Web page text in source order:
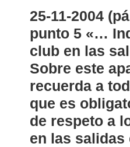
25-11-2004
punto 5 «…
club en las
Sobre este
recuerda a
que es
de respeto a
en las